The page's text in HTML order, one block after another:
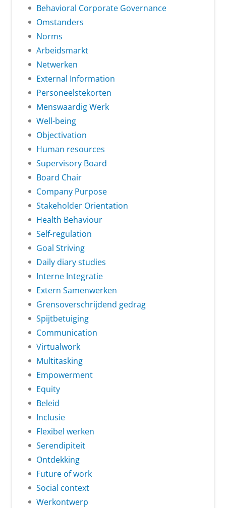
Behavioral Corporate Governance
Omstanders
Norms
Arbeidsmarkt
Netwerken
External Information
Personeelstekorten
Menswaardig Werk
Well-being
Objectivation
Human resources
Supervisory Board
Board Chair
Company Purpose
Stakeholder Orientation
Health Behaviour
Self-regulation
Goal Striving
Daily diary studies
Interne Integratie
Extern Samenwerken
Grensoverschrijdend gedrag
Spijtbetuiging
Communication
Virtualwork
Multitasking
Empowerment
Equity
Beleid
Inclusie
Flexibel werken
Serendipiteit
Ontdekking
Future of work
Social context
Werkontwerp